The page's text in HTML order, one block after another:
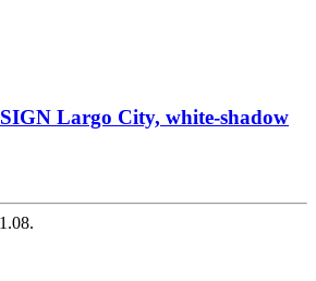
Largo City, white-shadow